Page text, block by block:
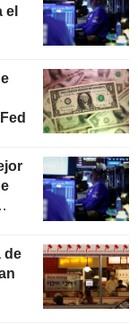
el
de